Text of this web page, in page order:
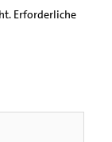
Erforderliche